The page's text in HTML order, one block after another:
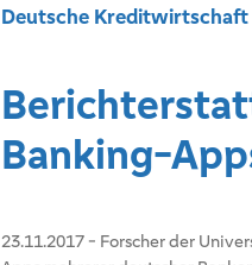
Deutsche Kreditwirtschaft
Banking-
23.11.2017 - Forscher der